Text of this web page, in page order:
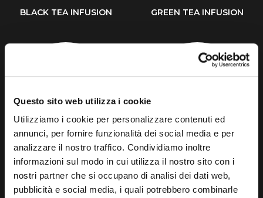
Questo sito web utilizza i cookie
Utilizziamo i cookie per personalizzare contenuti ed
annunci, per fornire funzionalità dei social media e per
analizzare il nostro traffico. Condividiamo inoltre
informazioni sul modo in cui utilizza il nostro sito con i
nostri partner che si occupano di analisi dei dati web,
pubblicità e social media, i quali potrebbero combinarle
BLACK TEA INFUSION GREEN TEA INFUSION
MATE INFUSION CHAMOMILE INFUSION